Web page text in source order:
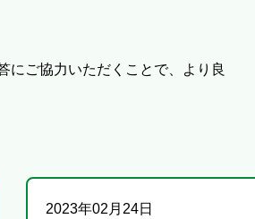
にご協力いただくことで、より良
2023年02月24日